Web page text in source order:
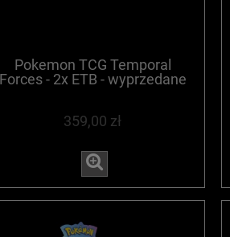
Pokemon TCG Temporal
Forces - 2x ETB - wyprzedane
359,00 zł